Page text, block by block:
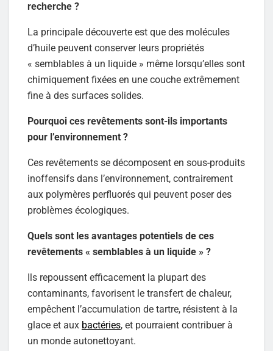
recherche ?
La principale découverte est que des molécules
d’huile peuvent conserver leurs propriétés
« semblables à un liquide » même lorsqu’elles sont
chimiquement fixées en une couche extrêmement
fine à des surfaces solides.
Pourquoi ces revêtements sont-ils importants
pour l’environnement ?
Ces revêtements se décomposent en sous-produits
inoffensifs dans l’environnement, contrairement
aux polymères perfluorés qui peuvent poser des
problèmes écologiques.
Quels sont les avantages potentiels de ces
revêtements « semblables à un liquide » ?
Ils repoussent efficacement la plupart des
contaminants, favorisent le transfert de chaleur,
empêchent l’accumulation de tartre, résistent à la
glace et aux bactéries, et pourraient contribuer à
un monde autonettoyant.